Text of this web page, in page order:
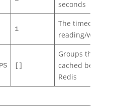
seconds
1
The timeout in
reading/writing
[]
Groups that
cached
Redis